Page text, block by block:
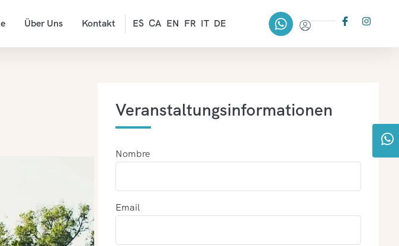
Über Uns Kontakt ES CA EN FR IT DE
Veranstaltungsinformationen
Nombre
Email